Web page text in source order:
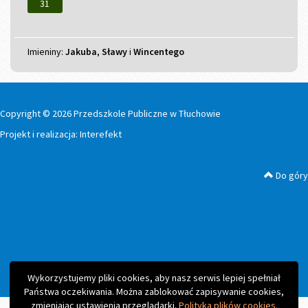
Wykorzystujemy pliki cookies, aby nasz serwis lepiej spełniał
Państwa oczekiwania. Można zablokować zapisywanie cookies,
31
Imieniny
Imieniny: Jakuba, Sławyi Wincentego
Copyright © 2026 Przedszkole Publiczne w Tłuchowie
Projekt i realizacja: Interefekt
Do góry